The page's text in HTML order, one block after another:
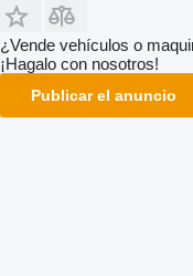
¿Vende vehículos o
¡Hagalo con nosotros!
Publicar el anuncio